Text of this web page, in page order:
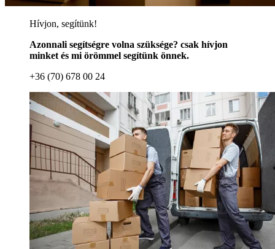
Hívjon, segítünk!
Azonnali segítségre volna szüksége? csak hívjon
minket és mi örömmel segítünk önnek.
+36 (70) 678 00 24